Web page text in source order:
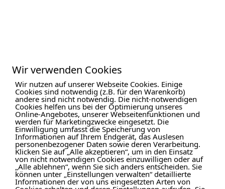
Wir verwenden Cookies
Wir nutzen auf unserer Webseite Cookies. Einige
Cookies sind notwendig (z.B. für den Warenkorb)
andere sind nicht notwendig. Die nicht-notwendigen
Cookies helfen uns bei der Optimierung unseres
Online-Angebotes, unserer Webseitenfunktionen und
werden für Marketingzwecke eingesetzt. Die
Einwilligung umfasst die Speicherung von
Informationen auf Ihrem Endgerät, das Auslesen
personenbezogener Daten sowie deren Verarbeitung.
Klicken Sie auf „Alle akzeptieren“, um in den Einsatz
von nicht notwendigen Cookies einzuwilligen oder auf
„Alle ablehnen“, wenn Sie sich anders entscheiden. Sie
können unter „Einstellungen verwalten“ detaillierte
Informationen der von uns eingesetzten Arten von